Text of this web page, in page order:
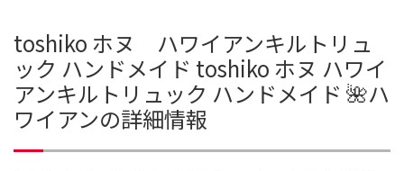
toshiko ホヌ ハワイアンキルトリュ
ック ハンドメイド toshiko ホヌ ハワイ
アンキルトリュック ハンドメイド 🌺ハ
ワイアンの詳細情報